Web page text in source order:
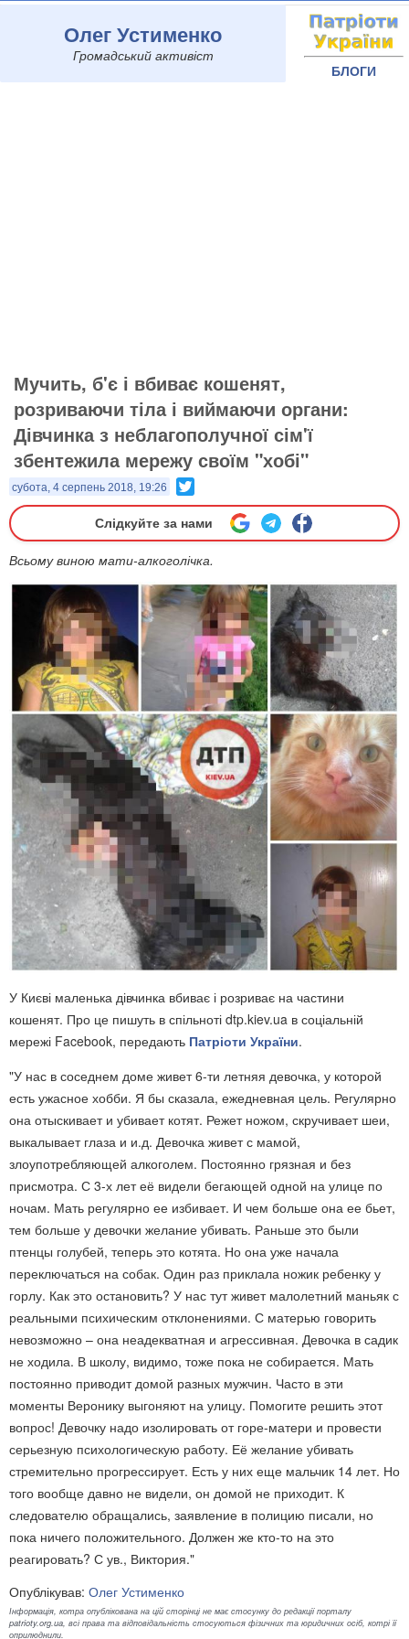
Олег Устименко
Громадський активіст
БЛОГИ
Мучить, б'є і вбиває кошенят,
розриваючи тіла і виймаючи органи:
Дівчинка з неблагополучної сім'ї
збентежила мережу своїм "хобі"
субота, 4 серпень 2018, 19:26
Слідкуйте за нами
Всьому виною мати-алкоголічка.
У Києві маленька дівчинка вбиває і розриває на частини
кошенят. Про це пишуть в спільноті dtp.kiev.ua в соціальній
мережі Facebook, передають Патріоти України.
"У нас в соседнем доме живет 6-ти летняя девочка, у которой
есть ужасное хобби. Я бы сказала, ежедневная цель. Регулярно
она отыскивает и убивает котят. Режет ножом, скручивает шеи,
выкалывает глаза и и.д. Девочка живет с мамой,
злоупотребляющей алкоголем. Постоянно грязная и без
присмотра. С 3-х лет её видели бегающей одной на улице по
ночам. Мать регулярно ее избивает. И чем больше она ее бьет,
тем больше у девочки желание убивать. Раньше это были
птенцы голубей, теперь это котята. Но она уже начала
переключаться на собак. Один раз приклала ножик ребенку у
горлу. Как это остановить? У нас тут живет малолетний маньяк с
реальными психическим отклонениями. С матерью говорить
невозможно – она неадекватная и агрессивная. Девочка в садик
не ходила. В школу, видимо, тоже пока не собирается. Мать
постоянно приводит домой разных мужчин. Часто в эти
моменты Веронику выгоняют на улицу. Помогите решить этот
вопрос! Девочку надо изолировать от горе-матери и провести
серьезную психологическую работу. Её желание убивать
стремительно прогрессирует. Есть у них еще мальчик 14 лет. Но
того вообще давно не видели, он домой не приходит. К
следователю обращались, заявление в полицию писали, но
пока ничего положительного. Должен же кто-то на это
реагировать? С ув., Виктория."
Опублікував: Олег Устименко
Інформація, котра опублікована на цій сторінці не має стосунку до редакції порталу
patrioty.org.ua, всі права та відповідальність стосуються фізичних та юридичних осіб, котрі її
оприлюднили.